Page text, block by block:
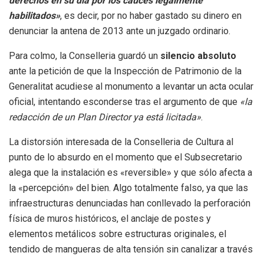
habilitados», es decir, por no haber gastado su dinero en
denunciar la antena de 2013 ante un juzgado ordinario.
Para colmo, la Conselleria guardó un silencio absoluto
ante la petición de que la Inspección de Patrimonio de la
Generalitat acudiese al monumento a levantar un acta ocular
oficial, intentando esconderse tras el argumento de que «la
redacción de un Plan Director ya está licitada».
La distorsión interesada de la Conselleria de Cultura al
punto de lo absurdo en el momento que el Subsecretario
alega que la instalación es «reversible» y que sólo afecta a
la «percepción» del bien. Algo totalmente falso, ya que las
infraestructuras denunciadas han conllevado la perforación
física de muros históricos, el anclaje de postes y
elementos metálicos sobre estructuras originales, el
tendido de mangueras de alta tensión sin canalizar a través